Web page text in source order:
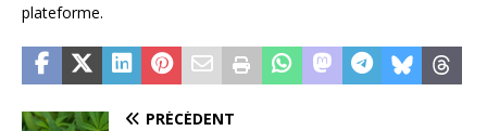
plateforme.
PRÉCÉDENT